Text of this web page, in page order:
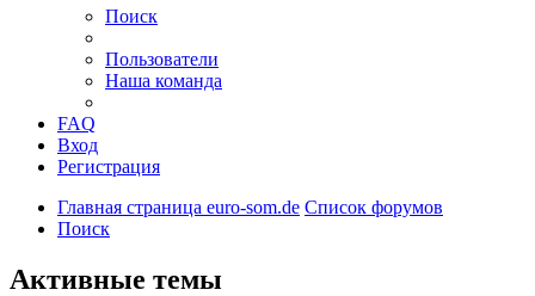
Поиск
Пользователи
Наша команда
FAQ
Вход
Регистрация
Главная страница euro-som.de Список форумов
Поиск
Активные темы